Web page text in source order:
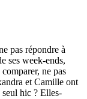
pas répondre à
ses week-ends,
ne pas
et Camille ont
hic ? Elles-